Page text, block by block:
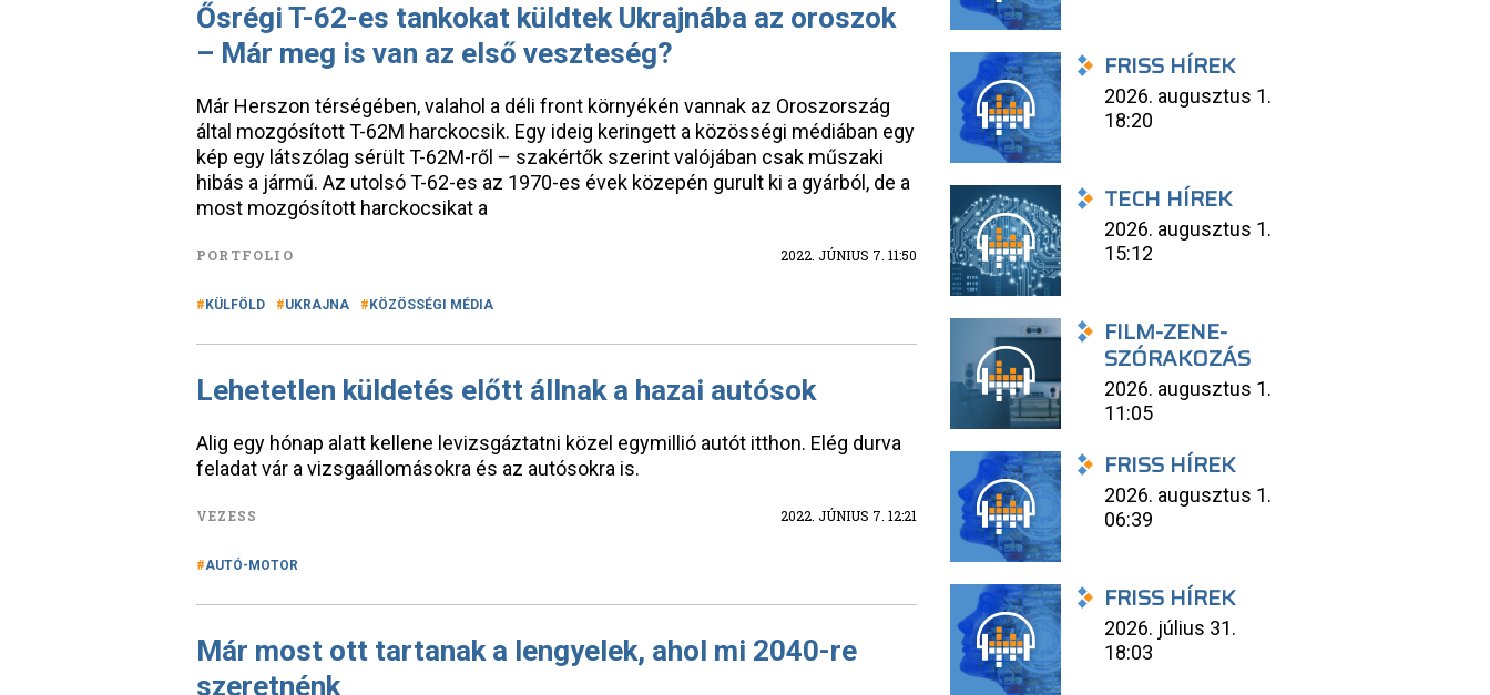
Ősrégi T-62-es tankokat küldtek Ukrajnába az oroszok
– Már meg is van az első veszteség?
Már Herszon térségében, valahol a déli front környékén vannak az Oroszország
által mozgósított T-62M harckocsik. Egy ideig keringett a közösségi médiában egy
kép egy látszólag sérült T-62M-ről – szakértők szerint valójában csak műszaki
hibás a jármű. Az utolsó T-62-es az 1970-es évek közepén gurult ki a gyárból, de a
most mozgósított harckocsikat a
PORTFOLIO 2022. JÚNIUS 7. 11:50
KÜLFÖLD UKRAJNA KÖZÖSSÉGI MÉDIA
Lehetetlen küldetés előtt állnak a hazai autósok
Alig egy hónap alatt kellene levizsgáztatni közel egymillió autót itthon. Elég durva
feladat vár a vizsgaállomásokra és az autósokra is.
VEZESS 2022. JÚNIUS 7. 12:21
AUTÓ-MOTOR
Már most ott tartanak a lengyelek, ahol mi 2040-re
szeretnénk
FRISS HÍREK
2026. augusztus 1.
18:20
TECH HÍREK
2026. augusztus 1.
15:12
FILM-ZENE-
SZÓRAKOZÁS
2026. augusztus 1.
11:05
FRISS HÍREK
2026. augusztus 1.
06:39
FRISS HÍREK
2026. július 31.
18:03